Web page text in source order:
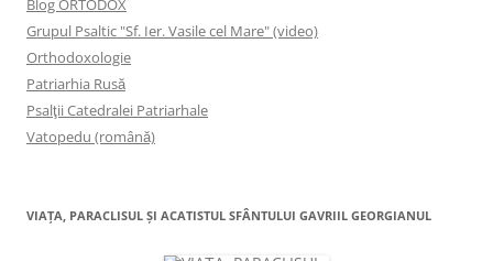
Blog ORTODOX
Grupul Psaltic "Sf. Ier. Vasile cel Mare" (video)
Orthodoxologie
Patriarhia Rusă
Psalţii Catedralei Patriarhale
Vatopedu (română)
VIAŢA, PARACLISUL ŞI ACATISTUL SFÂNTULUI GAVRIIL GEORGIANUL